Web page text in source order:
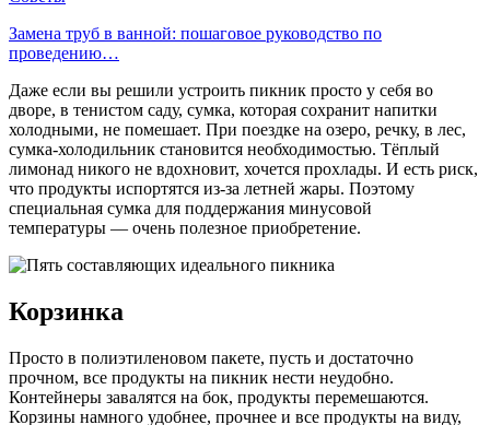
Замена труб в ванной: пошаговое руководство по
проведению…
Даже если вы решили устроить пикник просто у себя во
дворе, в тенистом саду, сумка, которая сохранит напитки
холодными, не помешает. При поездке на озеро, речку, в лес,
сумка-холодильник становится необходимостью. Тёплый
лимонад никого не вдохновит, хочется прохлады. И есть риск,
что продукты испортятся из-за летней жары. Поэтому
специальная сумка для поддержания минусовой
температуры — очень полезное приобретение.
Корзинка
Просто в полиэтиленовом пакете, пусть и достаточно
прочном, все продукты на пикник нести неудобно.
Контейнеры завалятся на бок, продукты перемешаются.
Корзины намного удобнее, прочнее и все продукты на виду,